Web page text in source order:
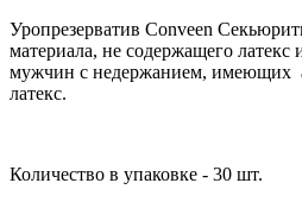
Уропрезерватив Conveen
материала, не содержащего латекс
мужчин с недержанием, имеющих
латекс.
Количество в упаковке - 30 шт.